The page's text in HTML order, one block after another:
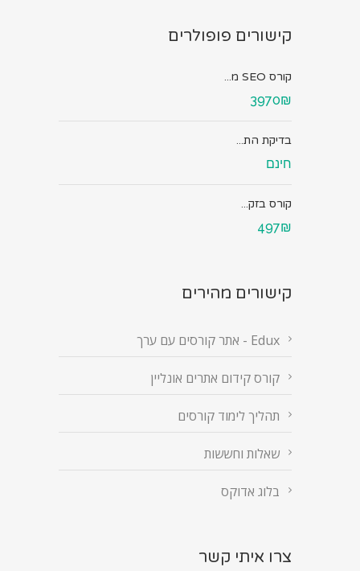
קישורים פופולרים
קורס SEO מ...
3970₪
בדיקת הת...
חינם
קורס בזק...
497₪
קישורים מהירים
Edux - אתר קורסים עם ערך
קורס קידום אתרים אונליין
תהליך לימוד קורסים
שאלות וחששות
בלוג אדוקס
צרו איתי קשר